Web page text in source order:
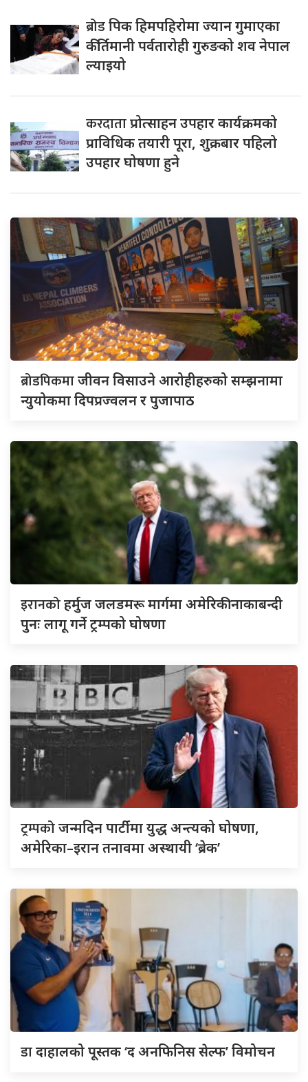
ब्रोडपिक हिमपहिरोमा ज्यान गुमाएका
कीर्तिमानी पर्वतारोही गुरुङको शव नेपाल
ल्याइयो
करदाताप्रोत्साहन उपहार कार्यक्रमको
प्राविधिक तयारी पूरा, शुक्रबार पहिलो
उपहार घोषणा हुने
ब्रोडपिकमाजीवन विसाउने आरोहीहरुको सम्झनामा
न्युयोकमा दिपप्रज्वलन र पुजापाठ
इरानकोहर्मुज जलडमरू मार्गमा अमेरिकी नाकाबन्दी
पुनः लागू गर्ने ट्रम्पको घोषणा
ट्रम्पकोजन्मदिन पार्टीमा युद्ध अन्त्यको घोषणा,
अमेरिका–इरान तनावमा अस्थायी ‘ब्रेक’
डादाहालको पूस्तक ‘द अनफिनिस सेल्फ’ विमोचन